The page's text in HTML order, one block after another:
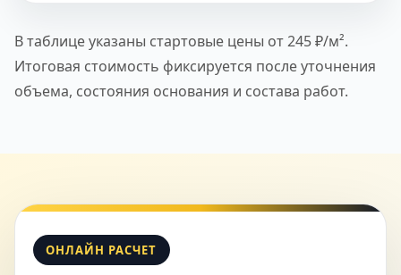
В таблице указаны стартовые цены от 245 ₽/м².
Итоговая стоимость фиксируется после уточнения
объема, состояния основания и состава работ.
ОНЛАЙН РАСЧЕТ